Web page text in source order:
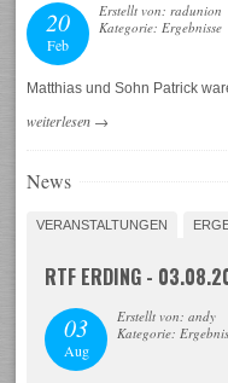
20
Feb
Erstellt von: radunion
Kategorie: Ergebnisse
Matthias und Sohn Patrick
weiterlesen →
News
VERANSTALTUNGEN
RTF ERDING -
03
Aug
Erstellt von: andy
Kategorie: